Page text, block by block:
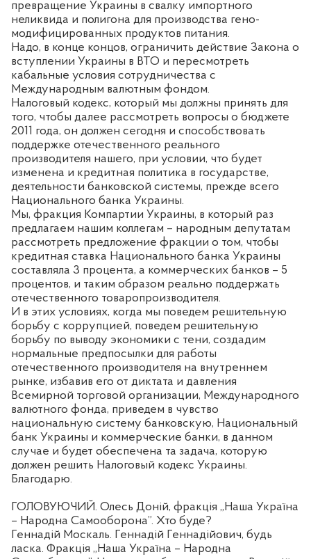
превращение Украины в свалку импортного
неликвида и полигона для производства гено-
модифицированных продуктов питания.
Надо, в конце концов, ограничить действие Закона о
вступлении Украины в ВТО и пересмотреть
кабальные условия сотрудничества с
Международным валютным фондом.
Налоговый кодекс, который мы должны принять для
того, чтобы далее рассмотреть вопросы о бюджете
2011 года, он должен сегодня и способствовать
поддержке отечественного реального
производителя нашего, при условии, что будет
изменена и кредитная политика в государстве,
деятельности банковской системы, прежде всего
Национального банка Украины.
Мы, фракция Компартии Украины, в который раз
предлагаем нашим коллегам – народным депутатам
рассмотреть предложение фракции о том, чтобы
кредитная ставка Национального банка Украины
составляла 3 процента, а коммерческих банков – 5
процентов, и таким образом реально поддержать
отечественного товаропроизводителя.
И в этих условиях, когда мы поведем решительную
борьбу с коррупцией, поведем решительную
борьбу по выводу экономики с тени, создадим
нормальные предпосылки для работы
отечественного производителя на внутреннем
рынке, избавив его от диктата и давления
Всемирной торговой организации, Международного
валютного фонда, приведем в чувство
национальную систему банковскую, Национальный
банк Украины и коммерческие банки, в данном
случае и будет обеспечена та задача, которую
должен решить Налоговый кодекс Украины.
Благодарю.
ГОЛОВУЮЧИЙ. Олесь Доній, фракція „Наша Україна
– Народна Самооборона”. Хто буде?
Геннадій Москаль. Геннадій Геннадійович, будь
ласка. Фракція „Наша Україна – Народна